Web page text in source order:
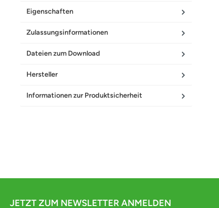
Eigenschaften
Zulassungsinformationen
Dateien zum Download
Hersteller
Informationen zur Produktsicherheit
JETZT ZUM NEWSLETTER ANMELDEN